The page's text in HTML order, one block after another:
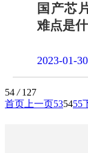
国产芯
难点是
2023-01-30
54 / 127
首页 上一页535455